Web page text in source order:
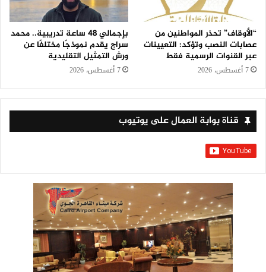
“الأوقاف” تحذر المواطنين من
عصابات النصب وتؤكد: التعيينات
عبر القنوات الرسمية فقط
7 أغسطس، 2026
بإجمالي 48 ساعة تدريبية.. محمد
سراج يقدم نموذجًا مختلفًا عن
ورش التمثيل التقليدية
7 أغسطس، 2026
قناة بوابة العمال على يوتيوب